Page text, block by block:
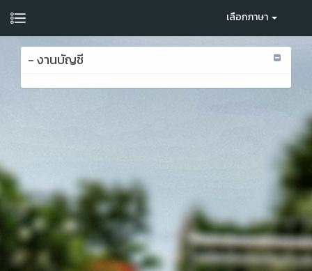
เลือกภาษา
- งานบัญชี